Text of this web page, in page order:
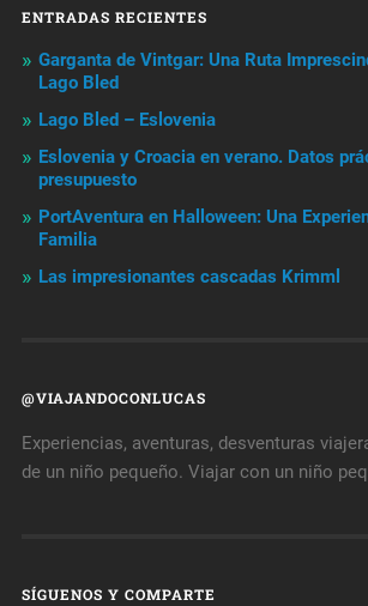
ENTRADAS RECIENTES
Garganta de Vintgar: Una Ruta
Lago Bled
Lago Bled – Eslovenia
Eslovenia y Croacia en verano. Datos
presupuesto
PortAventura en Halloween: Una
Familia
Las impresionantes cascadas Krimml
@VIAJANDOCONLUCAS
Experiencias, aventuras, desventuras
de un niño pequeño. Viajar con un niño
SÍGUENOS Y COMPARTE